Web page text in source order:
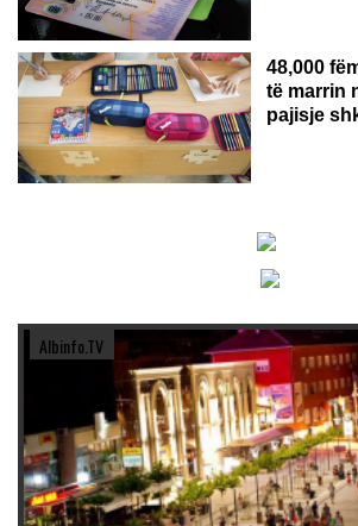
48,000
të marrin
pajisje
Albinfo.TV